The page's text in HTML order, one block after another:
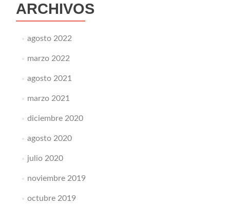
ARCHIVOS
agosto 2022
marzo 2022
agosto 2021
marzo 2021
diciembre 2020
agosto 2020
julio 2020
noviembre 2019
octubre 2019